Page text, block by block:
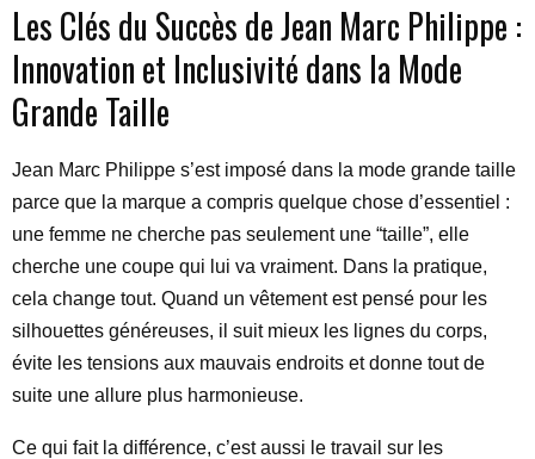
Les Clés du Succès de Jean Marc Philippe :
Innovation et Inclusivité dans la Mode
Grande Taille
Jean Marc Philippe s’est imposé dans la mode grande taille
parce que la marque a compris quelque chose d’essentiel :
une femme ne cherche pas seulement une “taille”, elle
cherche une coupe qui lui va vraiment. Dans la pratique,
cela change tout. Quand un vêtement est pensé pour les
silhouettes généreuses, il suit mieux les lignes du corps,
évite les tensions aux mauvais endroits et donne tout de
suite une allure plus harmonieuse.
Ce qui fait la différence, c’est aussi le travail sur les